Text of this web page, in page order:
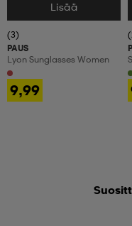
Valitse Koko
Lisää
(3)
PAUS
Lyon Sunglasses Women
9,99